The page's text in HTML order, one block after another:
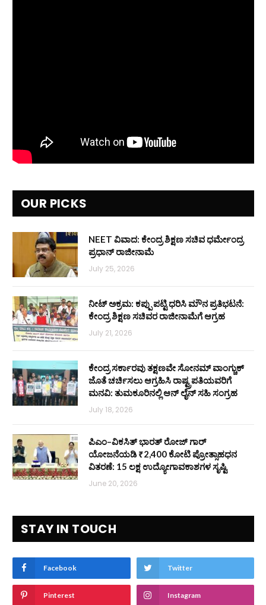
OUR PICKS
NEET ವಿವಾದ: ಕೇಂದ್ರ ಶಿಕ್ಷಣ ಸಚಿವ ಧರ್ಮೇಂದ್ರ
ಪ್ರಧಾನ್ ರಾಜೀನಾಮೆ
July 25, 2026
ನೀಟ್ ಅಕ್ರಮ: ಕಪ್ಪು ಪಟ್ಟಿ ಧರಿಸಿ ಮೌನ ಪ್ರತಿಭಟನೆ:
ಕೇಂದ್ರ ಶಿಕ್ಷಣ ಸಚಿವರ ರಾಜೀನಾಮೆಗೆ ಆಗ್ರಹ
July 21, 2026
ಕೇಂದ್ರ ಸರ್ಕಾರವು ತಕ್ಷಣವೇ ಸೋನಮ್ ವಾಂಗ್ಚುಕ್
ಜೊತೆ ಚರ್ಚಿಸಲು ಆಗ್ರಹಿಸಿ ರಾಷ್ಟ್ರಪತಿಯವರಿಗೆ
ಮನವಿ: ತುಮಕೂರಿನಲ್ಲಿ ಆನ್‌ ಲೈನ್ ಸಹಿ ಸಂಗ್ರಹ
July 18, 2026
ಪಿಎಂ–ವಿಕಸಿತ್ ಭಾರತ್ ರೋಜ್‌ ಗಾರ್
ಯೋಜನೆಯಡಿ ₹2,400 ಕೋಟಿ ಪ್ರೋತ್ಸಾಹಧನ
ವಿತರಣೆ: 15 ಲಕ್ಷ ಉದ್ಯೋಗಾವಕಾಶಗಳ ಸೃಷ್ಟಿ
June 20, 2026
STAY IN TOUCH
Facebook Twitter
Pinterest Instagram